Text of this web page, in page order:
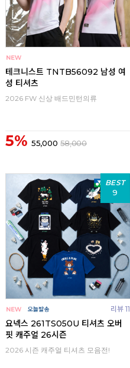
테크니스트 TNTB56092 남성 여
성 티셔츠
2026 FW 신상 배드민턴의류
5% 55,000 58,000
BEST
9
리뷰 11
요넥스 261TS050U 티셔츠 오버
핏 캐주얼 26시즌
2026 시즌 캐주얼 티셔츠 모음전!